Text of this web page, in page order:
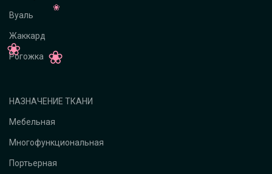
Вуаль
Жаккард
Рогожка
НАЗНАЧЕНИЕ ТКАНИ
Мебельная
Многофункциональная
Портьерная